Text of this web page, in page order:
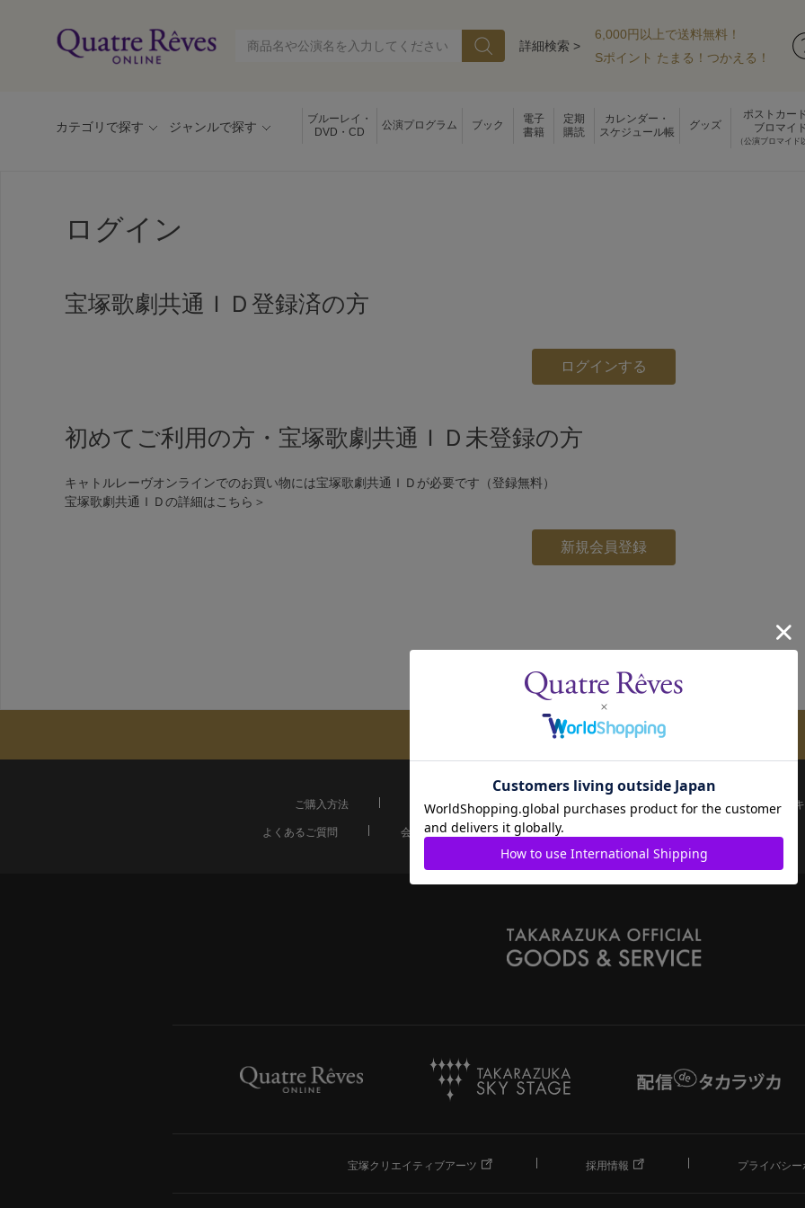
詳細検索 >
6,000円以上で送料無料！
Sポイント たまる！つかえる！
カテゴリで探す ジャンルで探す
ブルーレイ・
DVD・CD
公演プログラム ブック
電子
書籍
定期
購読
カレンダー・
スケジュール帳
グッズ
ポストカー
ブロマイド
（公演ブロマイド
ログイン
宝塚歌劇共通ＩＤ登録済の方
初めてご利用の方・宝塚歌劇共通ＩＤ未登録の方
キャトルレーヴオンラインでのお買い物には宝塚歌劇共通ＩＤが必要です（登録無料）
宝塚歌劇共通ＩＤの詳細は こちら＞
メールマガジンのご案内
ご購入方法 配送について お支払い方法 決済について
よくあるご質問
会員ページ 宝塚歌劇共通ID新規会員登録
宝塚クリエイティブアーツ 採用情報 プライバシ